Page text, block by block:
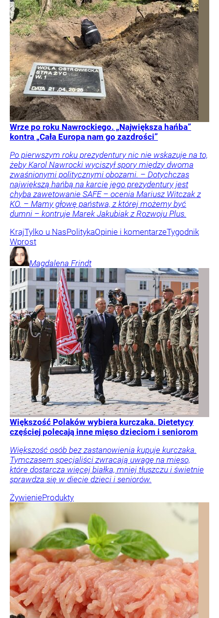
Wrze po roku Nawrockiego. „Największa hańba”
kontra „Cała Europa nam go zazdrości”
Po pierwszym roku prezydentury nic nie wskazuje na to,
żeby Karol Nawrocki wyciszył spory między dwoma
zwaśnionymi politycznymi obozami. – Dotychczas
największą hańbą na karcie jego prezydentury jest
chyba zawetowanie SAFE – ocenia Mariusz Witczak z
KO. – Mamy głowę państwa, z której możemy być
dumni – kontruje Marek Jakubiak z Rozwoju Plus.
KrajTylko u NasPolitykaOpinie i komentarzeTygodnik
Wprost
Magdalena Frindt
Większość Polaków wybiera kurczaka. Dietetycy
częściej polecają inne mięso dzieciom i seniorom
Większość osób bez zastanowienia kupuje kurczaka.
Tymczasem specjaliści zwracają uwagę na mięso,
które dostarcza więcej białka, mniej tłuszczu i świetnie
sprawdza się w diecie dzieci i seniorów.
ŻywienieProdukty